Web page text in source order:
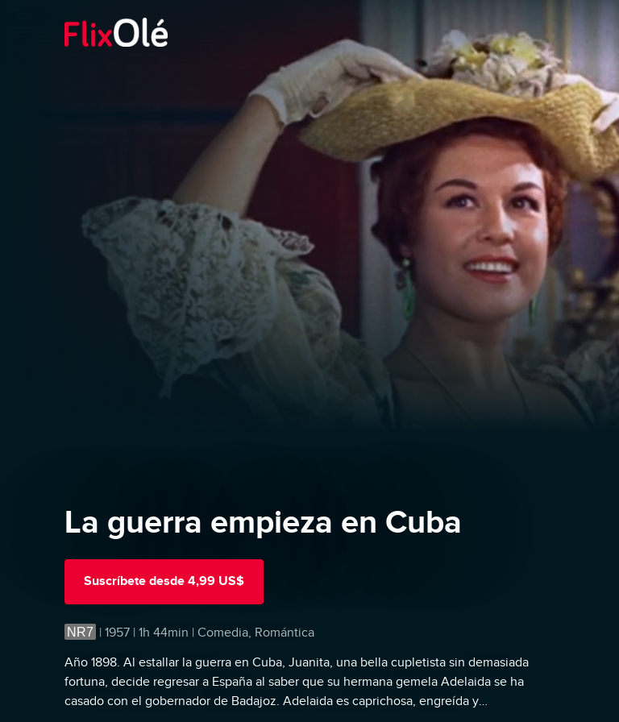
La guerra empieza en Cuba
Suscríbete desde 4,99 US$
NR7 | 1957 | 1h 44min | Comedia, Romántica
Año 1898. Al estallar la guerra en Cuba, Juanita, una bella cupletista sin demasiada
fortuna, decide regresar a España al saber que su hermana gemela Adelaida se ha
casado con el gobernador de Badajoz. Adelaida es caprichosa, engreída y